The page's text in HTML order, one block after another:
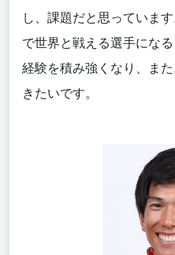
し、課題だと思っていま
で世界と戦える選手にな
経験を積み強くなり、
ま
きたいです。